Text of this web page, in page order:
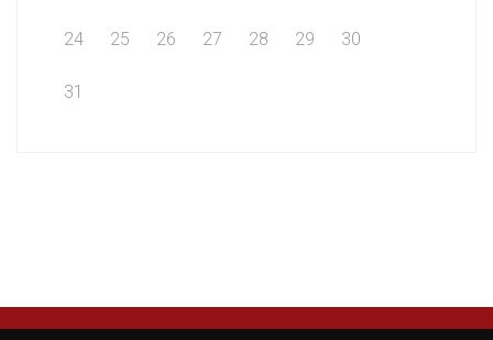
24 25 26 27 28 29 30
31